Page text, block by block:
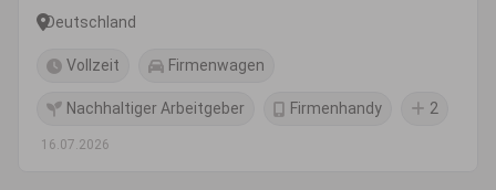
Deutschland
Vollzeit Firmenwagen
Nachhaltiger Arbeitgeber Firmenhandy 2
16.07.2026